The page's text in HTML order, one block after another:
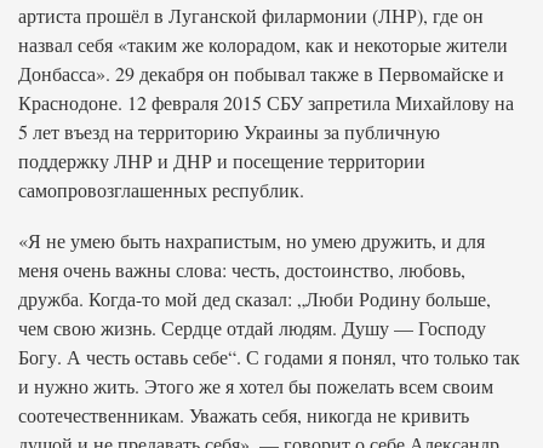
артиста прошёл в Луганской филармонии (ЛНР), где он
назвал себя «таким же колорадом, как и некоторые жители
Донбасса». 29 декабря он побывал также в Первомайске и
Краснодоне. 12 февраля 2015 СБУ запретила Михайлову на
5 лет въезд на территорию Украины за публичную
поддержку ЛНР и ДНР и посещение территории
самопровозглашенных республик.
«Я не умею быть нахрапистым, но умею дружить, и для
меня очень важны слова: честь, достоинство, любовь,
дружба. Когда-то мой дед сказал: „Люби Родину больше,
чем свою жизнь. Сердце отдай людям. Душу — Господу
Богу. А честь оставь себе“. С годами я понял, что только так
и нужно жить. Этого же я хотел бы пожелать всем своим
соотечественникам. Уважать себя, никогда не кривить